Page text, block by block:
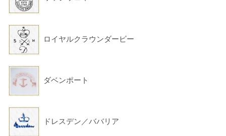
ロイヤルクラウンダービー
ダベンポート
ドレスデン／ババリア